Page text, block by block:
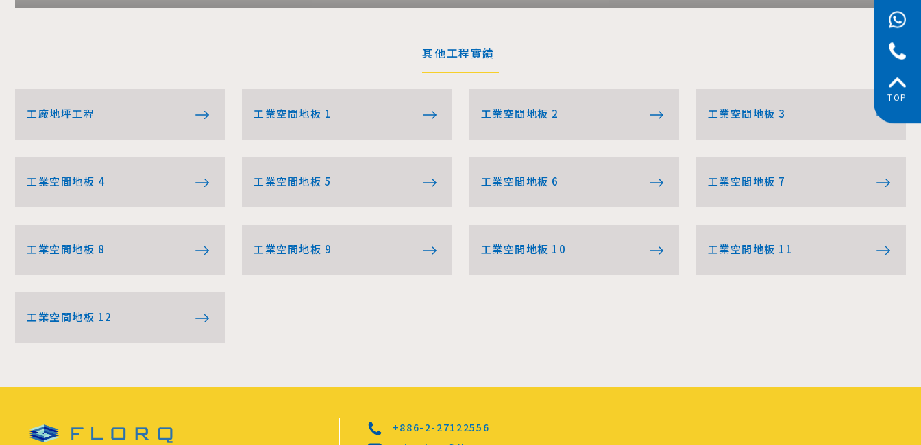
TOP
其他工程實績
工廠地坪工程 工業空間地板 1 工業空間地板 2 工業空間地板 3
工業空間地板 4 工業空間地板 5 工業空間地板 6 工業空間地板 7
工業空間地板 8 工業空間地板 9 工業空間地板 10 工業空間地板 11
工業空間地板 12
+886-2-27122556